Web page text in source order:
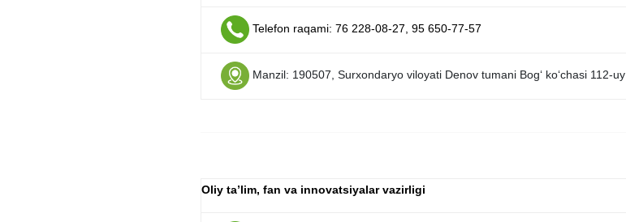
Telefon raqami: 76 228-08-27, 95 650-77-57
Manzil: 190507, Surxondaryo viloyati Denov tumani Bog‘ ko‘chasi 112-uy
Oliy taʼlim, fan va innovatsiyalar vazirligi